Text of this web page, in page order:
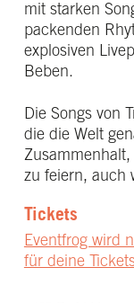
mit starken
packenden
explosiven
Beben.
Die Songs von
die die Welt
zu feiern, auch
Tickets
Eventfrog wird
für deine